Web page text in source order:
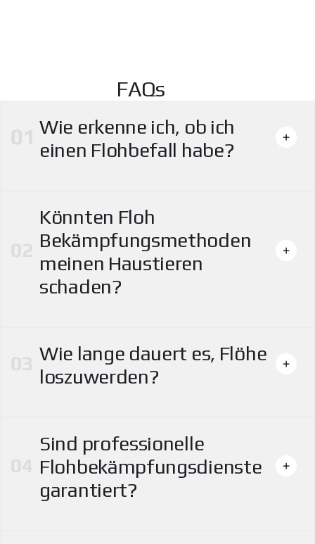
FAQs
Wie erkenne ich, ob ich
einen Flohbefall habe?
Könnten Floh
Bekämpfungsmethoden
meinen Haustieren
schaden?
Wie lange dauert es, Flöhe
loszuwerden?
Sind professionelle
Flohbekämpfungsdienste
garantiert?